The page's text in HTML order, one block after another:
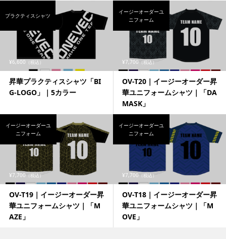
¥6,600 （税込）
昇華プラクティスシャツ「BI
G-LOGO」｜5カラー
プラクティスシャツ
¥7,700 （税込）
OV-T20｜イージーオーダー昇
華ユニフォームシャツ｜「DA
MASK」
イージーオーダーユ
ニフォーム
¥7,700（税込）
OV-T19｜イージーオーダー昇
華ユニフォームシャツ｜「M
AZE」
イージーオーダーユ
ニフォーム
¥7,700 （税込）
OV-T18｜イージーオーダー昇
華ユニフォームシャツ｜「M
OVE」
イージーオーダーユ
ニフォーム